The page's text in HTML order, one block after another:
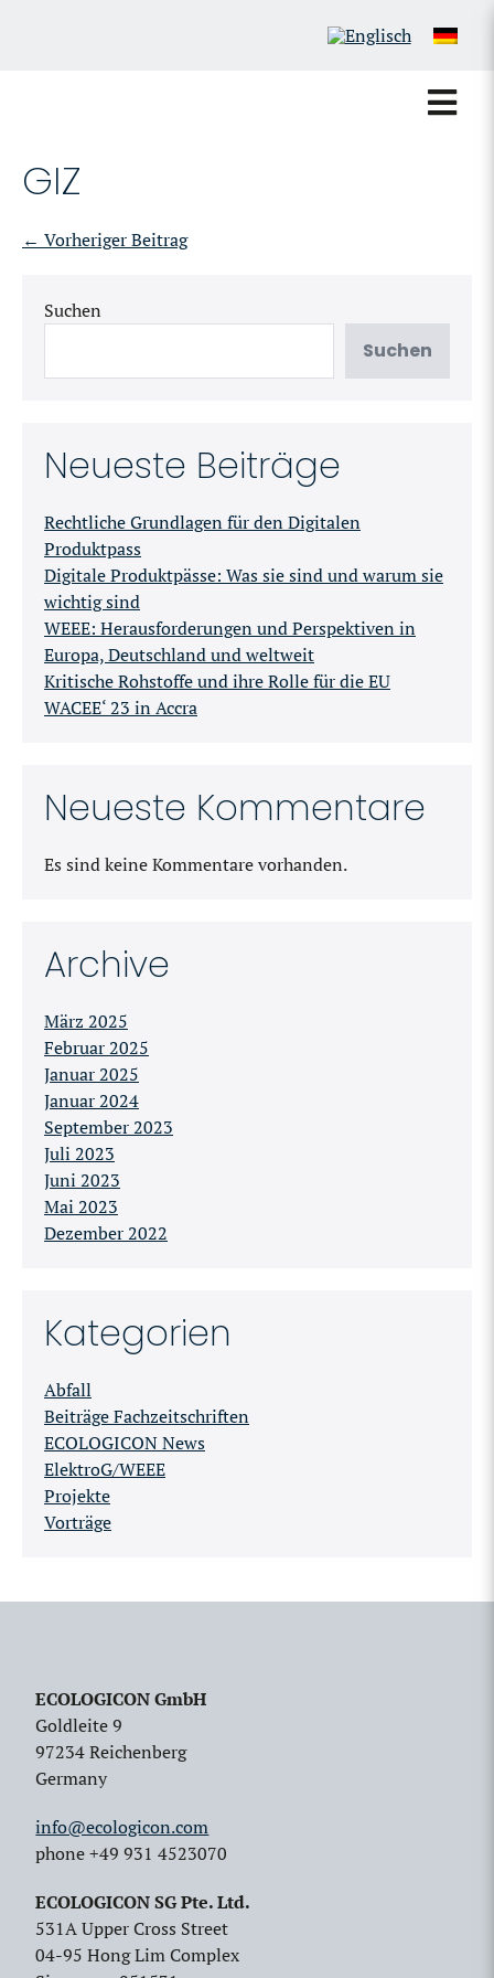
GIZ
← Vorheriger Beitrag
Suchen
Suchen
Neueste Beiträge
Rechtliche Grundlagen für den Digitalen
Produktpass
Digitale Produktpässe: Was sie sind und warum sie
wichtig sind
WEEE: Herausforderungen und Perspektiven in
Europa, Deutschland und weltweit
Kritische Rohstoffe und ihre Rolle für die EU
WACEE‘ 23 in Accra
Neueste Kommentare
Es sind keine Kommentare vorhanden.
Archive
März 2025
Februar 2025
Januar 2025
Januar 2024
September 2023
Juli 2023
Juni 2023
Mai 2023
Dezember 2022
Kategorien
Abfall
Beiträge Fachzeitschriften
ECOLOGICON News
ElektroG/WEEE
Projekte
Vorträge
ECOLOGICON GmbH
Goldleite 9
97234 Reichenberg
Germany
info@ecologicon.com
phone +49 931 4523070
ECOLOGICON SG Pte. Ltd.
531A Upper Cross Street
04-95 Hong Lim Complex